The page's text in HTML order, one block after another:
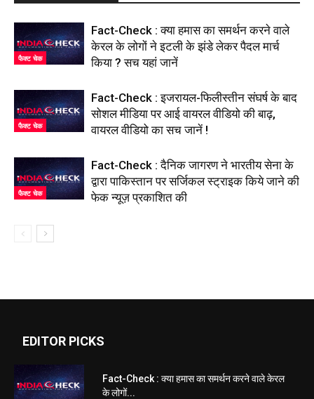
फैक्ट चेक
Fact-Check : क्या हमास का समर्थन करने वाले
केरल के लोगों ने इटली के झंडे लेकर पैदल मार्च
किया ? सच यहां जानें
फैक्ट चेक
Fact-Check : इजरायल-फिलीस्तीन संघर्ष के बाद
सोशल मीडिया पर आई वायरल वीडियो की बाढ़,
वायरल वीडियो का सच जानें !
फैक्ट चेक
Fact-Check : दैनिक जागरण ने भारतीय सेना के
द्वारा पाकिस्तान पर सर्जिकल स्ट्राइक किये जाने की
फेक न्यूज़ प्रकाशित की
EDITOR PICKS
Fact-Check : क्या हमास का समर्थन करने वाले केरल
के लोगों...